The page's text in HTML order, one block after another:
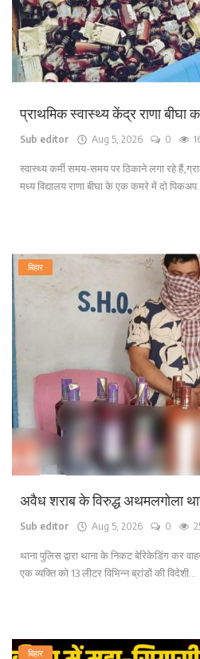
प्राथमिक स्वास्थ्य केंद्र राणा बीघा
Sub editor Aug 5, 2026 0
स्वास्थ्य कर्मी समय-समय पर ठिकाने लगा रहे
मध्य विद्यालय राणा बीघा के एक कमरे में दो पिकअप...
बिहार
अवैध शराब के विरुद्ध अथमलगोला
Sub editor Aug 5, 2026 0
थाना पुलिस द्वारा थाना के निकट बेरिकेडिंग कर
एक व्यक्ति को 13 लीटर विभिन्न ब्रांडों की विदेशी...
बिहार